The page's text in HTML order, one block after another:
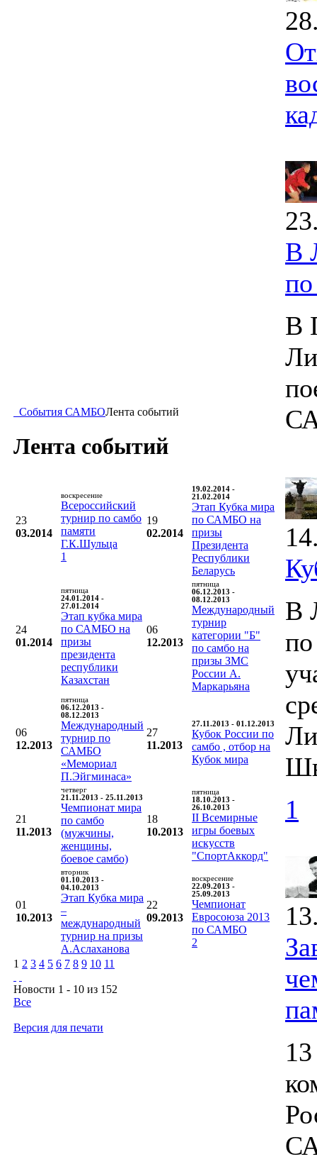
События САМБОЛента событий
Лента событий
23
03.2014
воскресение
Всероссийский
турнир по самбо
памяти
Г.К.Шульца
1
19
02.2014
19.02.2014 -
21.02.2014
Этап Кубка мира
по САМБО на
призы
Президента
Республики
Беларусь
24
01.2014
пятница
24.01.2014 -
27.01.2014
Этап кубка мира
по САМБО на
призы
президента
республики
Казахстан
06
12.2013
пятница
06.12.2013 -
08.12.2013
Международный
турнир
категории "Б"
по самбо на
призы ЗМС
России А.
Маркарьяна
06
12.2013
пятница
06.12.2013 -
08.12.2013
Международный
турнир по
САМБО
«Мемориал
П.Эйгминаса»
27
11.2013
27.11.2013 - 01.12.2013
Кубок России по
самбо , отбор на
Кубок мира
21
11.2013
четверг
21.11.2013 - 25.11.2013
Чемпионат мира
по самбо
(мужчины,
женщины,
боевое самбо)
18
10.2013
пятница
18.10.2013 -
26.10.2013
II Всемирные
игры боевых
искусств
"СпортАккорд"
01
10.2013
вторник
01.10.2013 -
04.10.2013
Этап Кубка мира
–
международный
турнир на призы
А.Аслаханова
22
09.2013
воскресение
22.09.2013 -
25.09.2013
Чемпионат
Евросоюза 2013
по САМБО
2
1 2 3 4 5 6 7 8 9 10 11
Новости 1 - 10 из 152
Все
Версия для печати
В
В
В
1